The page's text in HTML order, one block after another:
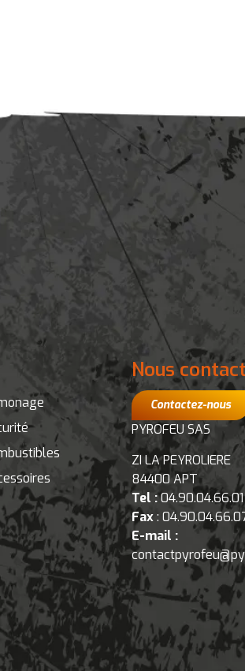
Nous
Contactez-nous
PYROFEU SAS
ZI LA PEYROLIERE
84400 APT
Tel :04.90.04.66.01
Fax:
E-mail :